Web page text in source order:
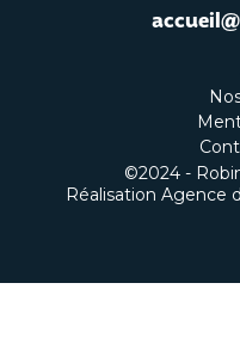
©2024 -
Réalisation Agence